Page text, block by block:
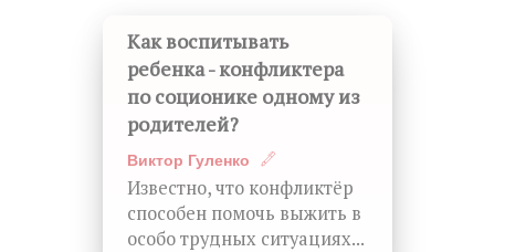
Как воспитывать
ребенка - конфликтера
по соционике одному из
родителей?
Виктор Гуленко
Известно, что конфликтёр
способен помочь выжить в
особо трудных ситуациях...